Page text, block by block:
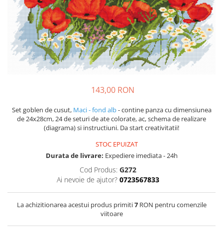
143,00 RON
Set goblen de cusut, Maci - fond alb- contine panza cu dimensiunea
de 24x28cm, 24 de seturi de ate colorate, ac, schema de realizare
(diagrama) si instructiuni. Da start creativitatii!
STOC EPUIZAT
Durata de livrare: Expediere imediata - 24h
Cod Produs: G272
Ai nevoie de ajutor? 0723567833
La achizitionarea acestui produs primiti7RON pentru comenzile
viitoare